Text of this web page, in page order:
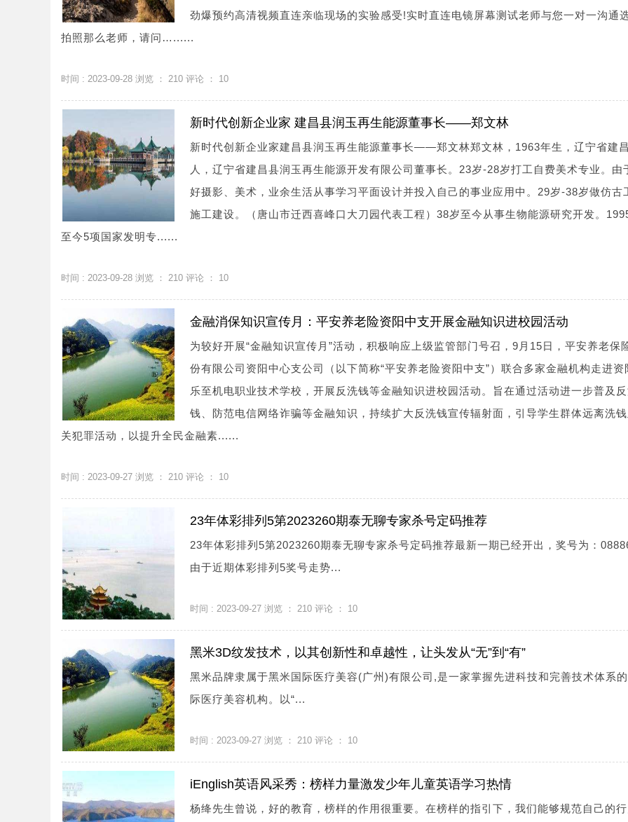
劲爆预约高清视频直连亲临现场的实验感受!实时直连电镜屏幕测试老师与您一对一沟通
拍照那么老师，请问…......
时间 : 2023-09-28 浏览 ： 210 评论 ： 10
新时代创新企业家 建昌县润玉再生能源董事长——郑文林
新时代创新企业家建昌县润玉再生能源董事长——郑文林郑文林，1963年生，辽宁省建
人，辽宁省建昌县润玉再生能源开发有限公司董事长。23岁-28岁打工自费美术专业。由
好摄影、美术，业余生活从事学习平面设计并投入自己的事业应用中。29岁-38岁做仿古
施工建设。（唐山市迁西喜峰口大刀园代表工程）38岁至今从事生物能源研究开发。
至今5项国家发明专......
时间 : 2023-09-28 浏览 ： 210 评论 ： 10
金融消保知识宣传月：平安养老险资阳中支开展金融知识进校园活动
为较好开展“金融知识宣传月”活动，积极响应上级监管部门号召，9月15日，平安养老保
份有限公司资阳中心支公司（以下简称“平安养老险资阳中支”）联合多家金融机构走进资
乐至机电职业技术学校，开展反洗钱等金融知识进校园活动。旨在通过活动进一步普及
钱、防范电信网络诈骗等金融知识，持续扩大反洗钱宣传辐射面，引导学生群体远离洗
关犯罪活动，以提升全民金融素......
时间 : 2023-09-27 浏览 ： 210 评论 ： 10
23年体彩排列5第2023260期泰无聊专家杀号定码推荐
23年体彩排列5第2023260期泰无聊专家杀号定码推荐最新一期已经开出，奖号为：
由于近期体彩排列5奖号走势...
时间 : 2023-09-27 浏览 ： 210 评论 ： 10
黑米3D纹发技术，以其创新性和卓越性，让头发从“无”到“有”
黑米品牌隶属于黑米国际医疗美容(广州)有限公司,是一家掌握先进科技和完善技术体系
际医疗美容机构。以“...
时间 : 2023-09-27 浏览 ： 210 评论 ： 10
iEnglish英语风采秀：榜样力量激发少年儿童英语学习热情
杨绛先生曾说，好的教育，榜样的作用很重要。在榜样的指引下，我们能够规范自己的行